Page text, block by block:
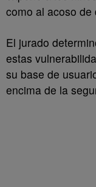
como al acoso de
El jurado
estas
su base de
encima de la